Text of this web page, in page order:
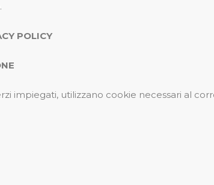
POLICY
impiegati, utilizzano cookie necessari al